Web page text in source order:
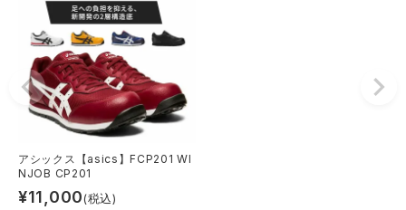
アシックス【asics】FCP201 WI
NJOB CP201
¥11,000(税込)